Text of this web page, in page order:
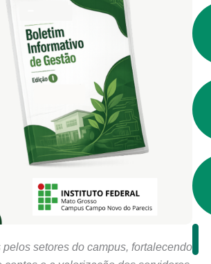
setores do campus, fortalecendo